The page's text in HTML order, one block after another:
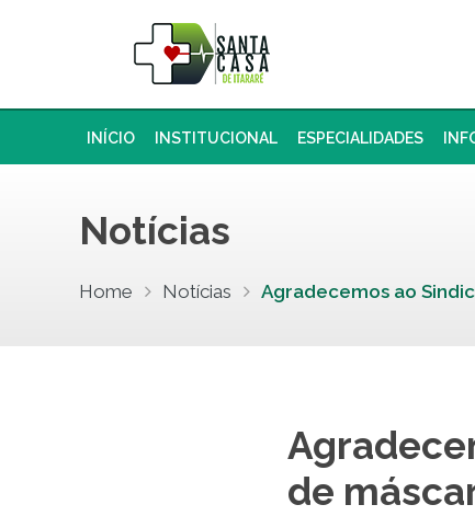
INÍCIO INSTITUCIONAL ESPECIALIDADES
Notícias
Home Notícias Agradecemos ao
de